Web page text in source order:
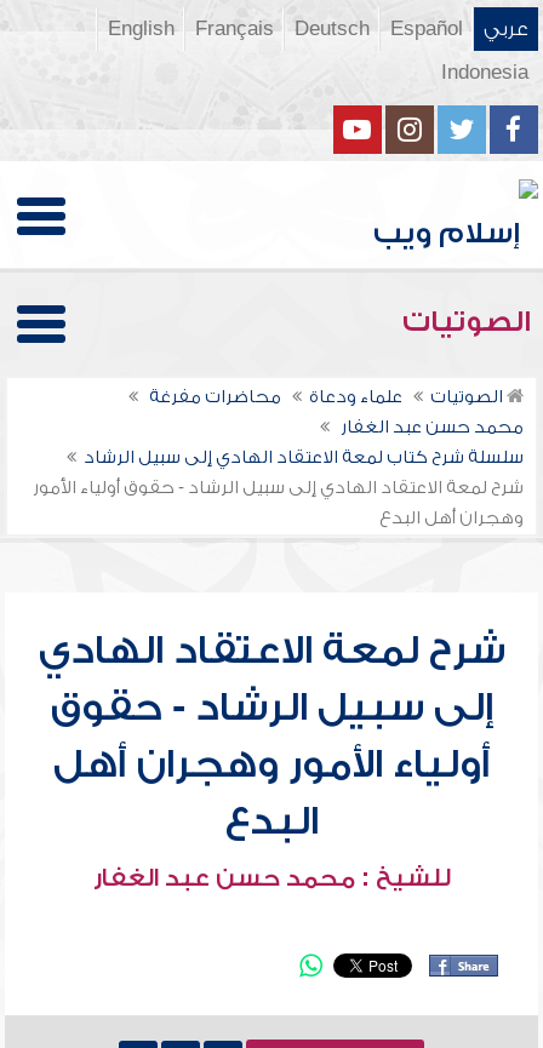
عربي Español
Deutsch
Français
English
Indonesia
الصوتيات
الصوتيات علماء ودعاة
محاضرات مفرغة
محمد حسن عبد الغفار
سلسلة شرح كتاب لمعة الاعتقاد الهادي إلى سبيل الرشاد
شرح لمعة الاعتقاد الهادي إلى سبيل الرشاد - حقوق أولياء الأمور
وهجران أهل البدع
شرح لمعة الاعتقاد الهادي
إلى سبيل الرشاد - حقوق
أولياء الأمور وهجران أهل
البدع
للشيخ : محمد حسن عبد الغفار